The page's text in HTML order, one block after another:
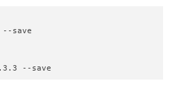
save
--save